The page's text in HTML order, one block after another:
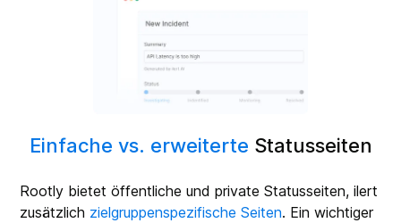
Einfache vs. erweiterte Statusseiten
Rootly bietet öffentliche und private Statusseiten, ilert
zusätzlich zielgruppenspezifische Seiten. Ein wichtiger